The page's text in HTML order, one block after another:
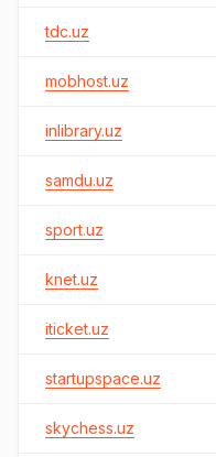
tdc.uz
mobhost.uz
inlibrary.uz
samdu.uz
sport.uz
knet.uz
iticket.uz
startupspace.uz
skychess.uz